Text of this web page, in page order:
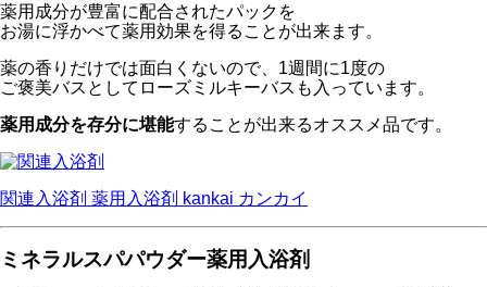
薬用成分が豊富に配合されたパックを
お湯に浮かべて薬用効果を得ることが出来ます。
薬の香りだけでは面白くないので、1週間に1度の
ご褒美バスとしてローズミルキーバスも入っています。
薬用成分を存分に堪能することが出来るオススメ品です。
関連入浴剤 薬用入浴剤 kankai カンカイ
ミネラルスパパウダー薬用入浴剤